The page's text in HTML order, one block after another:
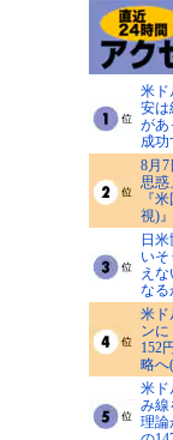
米ド
安は
があ
成
8月
思惑
『
視)
日
い
え
なる
米ド
ン
152
略へ
米ド
み線
理論